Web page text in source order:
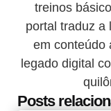
Posts
treinos
portal traduz a
em conteúdo
legado digital